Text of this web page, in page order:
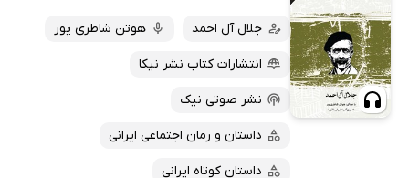
جلال آل احمد هوتن شاطری پور
انتشارات کتاب نشر نیکا
نشر صوتی نیک
داستان و رمان اجتماعی ایرانی
داستان کوتاه ایرانی